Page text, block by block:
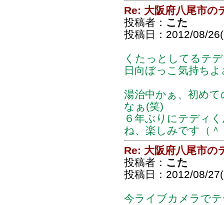
Re: 大阪府八尾市の
投稿者： こた
投稿日：2012/08/
くたっとしてるテ
日向ぼっこ気持ち
湯治中かぁ、初め
なぁ(笑)
６年ぶりにテディ
ね、楽しみです（＾
Re: 大阪府八尾市の
投稿者： こた
投稿日：2012/08/
今ライブカメラで